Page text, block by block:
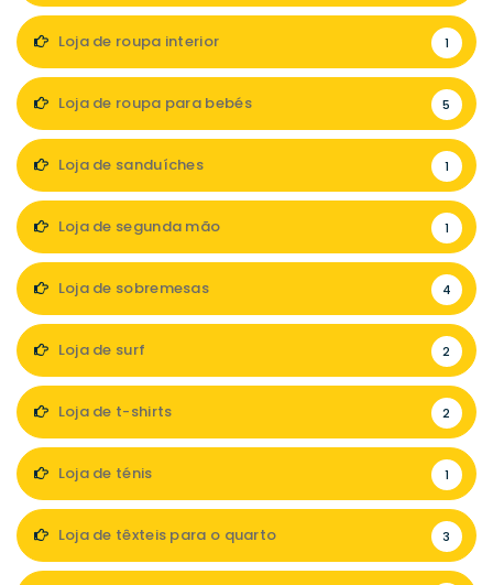
Loja de roupa interior 1
Loja de roupa para bebés 5
Loja de sanduíches 1
Loja de segunda mão 1
Loja de sobremesas 4
Loja de surf 2
Loja de t-shirts 2
Loja de ténis 1
Loja de têxteis para o quarto 3